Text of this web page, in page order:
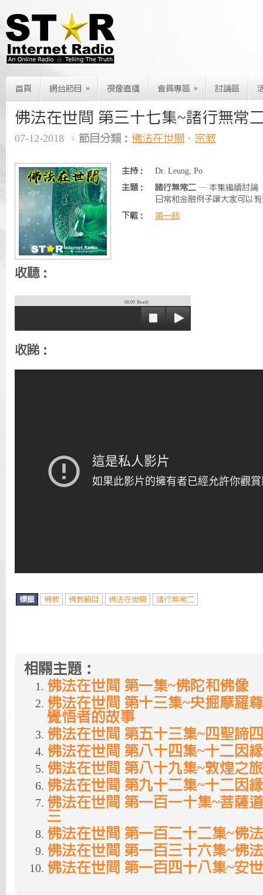
首頁 網台節目 » 視像直播 會員專區 » 討論區
佛法在世間 第三十七集~諸行無常
07-12-2018 節目分類： 佛法在世間 、 宗教
主持：
Dr. Leung, Po
主題：
諸行無常二 — 本集繼續討論
日常和金融例子讓大家可以
下載：
第一節
收聽：
00:00 Ready
收睇：
標籤 佛教 佛教節目 佛法在世間 諸行無常二
相關主題：
佛法在世間 第一集~佛陀和佛像
佛法在世間 第十三集~央掘摩羅
覺悟者的故事
佛法在世間 第五十三集~四聖諦
佛法在世間 第八十四集~十二因
佛法在世間 第八十九集~敦煌之
佛法在世間 第九十二集~十二因
佛法在世間 第一百一十集~菩薩
三
佛法在世間 第一百二十二集~佛
佛法在世間 第一百三十六集~佛
佛法在世間 第一百四十八集~安